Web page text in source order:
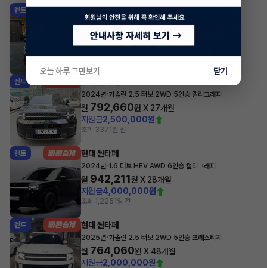
렌트
2026년 · 가솔린 2.5 터보 2WD 5인승 익스클루시브
659,890원 X 54개월
지원금2,000,000원
조회 4961일 전
렌트
2024년·가솔린 2.5 터보 2WD 5인승 캘리그래피
월 792,660원 X 27개월
지원금2,500,000원
조회 3371일 전
렌트 현대 싼타페
2024년·1.6 터보 HEV AWD 6인승 캘리그래피
월 942,211원 X 28개월
지원금4,000,000원
조회 1,2251일 전
렌트 현대 싼타페
2025년·가솔린 2.5 터보 2WD 5인승 프레스티지
월 764,060원 X48개월
지원금2,000,000원
오늘 하루 그만보기 닫기